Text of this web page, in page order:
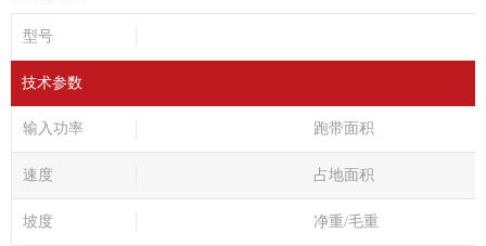
型号
技术参数
输入功率 跑带面积
速度 占地面积
坡度 净重/毛重